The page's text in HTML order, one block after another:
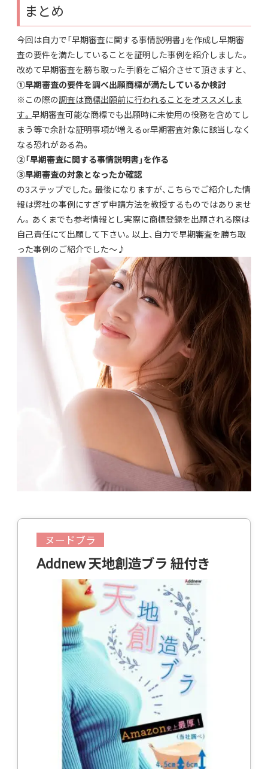
まとめ
今回は自力で「早期審査に関する事情説明書」を作成し早期審
査の要件を満たしていることを証明した事例を紹介しました。
改めて早期審査を勝ち取った手順をご紹介させて頂きますと、
①早期審査の要件を調べ出願商標が満たしているか検討
※この際の調査は商標出願前に行われることをオススメしま
す。 早期審査可能な商標でも出願時に未使用の役務を含めてし
まう等で余計な証明事項が増えるor早期審査対象に該当しなく
なる恐れがある為。
②「早期審査に関する事情説明書」を作る
③早期審査の対象となったか確認
の3ステップでした。最後になりますが、こちらでご紹介した情
報は弊社の事例にすぎず申請方法を教授するものではありませ
ん。あくまでも参考情報とし実際に商標登録を出願される際は
自己責任にて出願して下さい。以上、自力で早期審査を勝ち取
った事例のご紹介でした～♪
ヌードブラ
Addnew 天地創造ブラ 紐付き